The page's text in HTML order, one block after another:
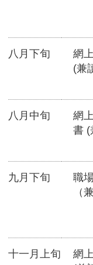
八月下旬
網
(兼
八月中旬
網
書 (
九月下旬
職
（
十一月上旬
網